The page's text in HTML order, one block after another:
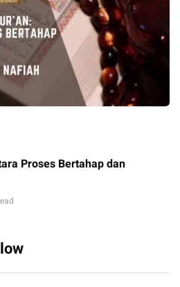
Proses Bertahap dan